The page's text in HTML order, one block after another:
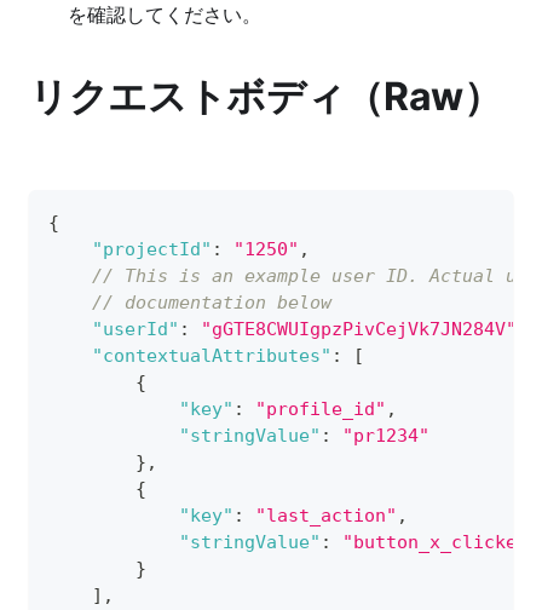
を確認してください。
リクエストボディ（Raw）
{
"projectId" : "1250" ,
// This is an example user ID. Actual
// documentation below
"userId" : "gGTE8CWUIgpzPivCejVk7JN284V"
"contextualAttributes" :
[
{
"key" : "profile_id" ,
"stringValue" :
"pr1234"
} ,
{
"key" : "last_action" ,
"stringValue" :
"button_x_clicked"
}
] ,